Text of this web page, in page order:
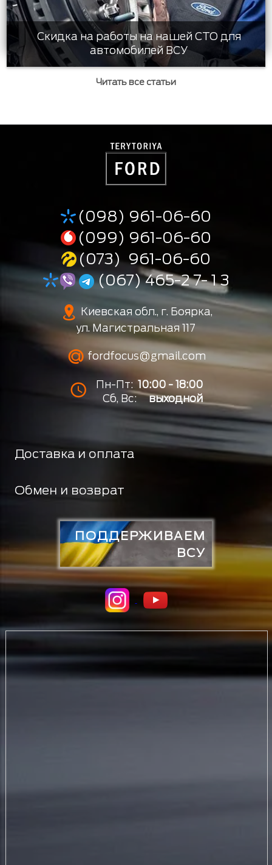
Скидка на работы на нашей СТО для
автомобилей ВСУ
Читать все статьи
(098) 961-06-60
(099) 961-06-60
(073) 961-06-60
(067) 465-2 7- 1 3
Киевская обл., г. Боярка,
ул. Магистральная 117
fordfocus@gmail.com
Пн-Пт: 10:00 - 18:00
Сб, Вс:
выходной
Доставка и оплата
Обмен и возврат
ПОДДЕРЖИВАЕМ
ВСУ